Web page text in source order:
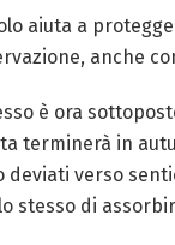
aiuta a
anche
è ora
terminerà in
verso
stesso di